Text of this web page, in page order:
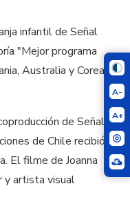
A-
A+
infantil de Señal
"Mejor programa
Australia y Corea
de Señal
de Chile recibió
El filme de Joanna
y artista visual